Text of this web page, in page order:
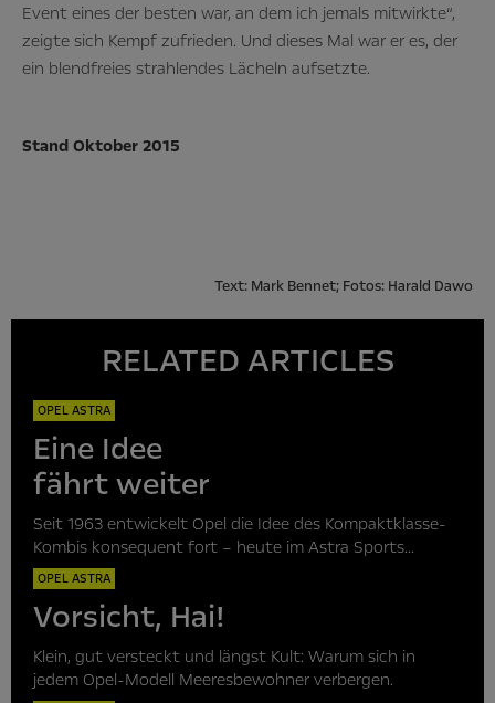
Event eines der besten war, an dem ich jemals mitwirkte“,
zeigte sich Kempf zufrieden. Und dieses Mal war er es, der
ein blendfreies strahlendes Lächeln aufsetzte.
Stand Oktober 2015
Text: Mark Bennet; Fotos: Harald Dawo
RELATED ARTICLES
OPEL ASTRA
Eine Idee
fährt weiter
Seit 1963 entwickelt Opel die Idee des Kompaktklasse-
Kombis konsequent fort – heute im Astra Sports...
OPEL ASTRA
Vorsicht, Hai!
Klein, gut versteckt und längst Kult: Warum sich in
jedem Opel-Modell Meeresbewohner verbergen.